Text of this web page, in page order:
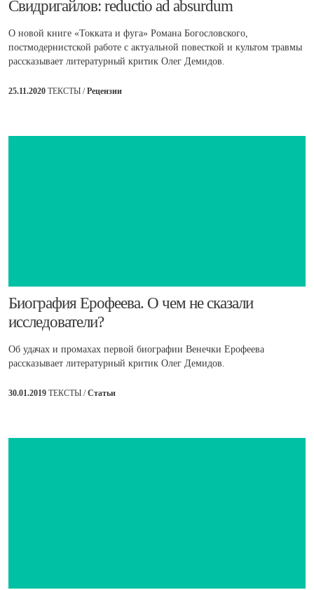
​Свидригайлов: reductio ad absurdum
О новой книге «Токката и фуга» Романа Богословского,
постмодернистской работе с актуальной повесткой и культом травмы
рассказывает литературный критик Олег Демидов.
25.11.2020 ТЕКСТЫ /Рецензии
​Биография Ерофеева. О чем не сказали
исследователи?
Об удачах и промахах первой биографии Венечки Ерофеева
рассказывает литературный критик Олег Демидов.
30.01.2019 ТЕКСТЫ /Статьи